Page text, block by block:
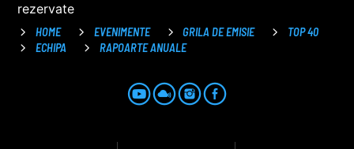
rezervate
HOME EVENIMENTE GRILA DE EMISIE
TOP 40
ECHIPA
RAPOARTE ANUALE